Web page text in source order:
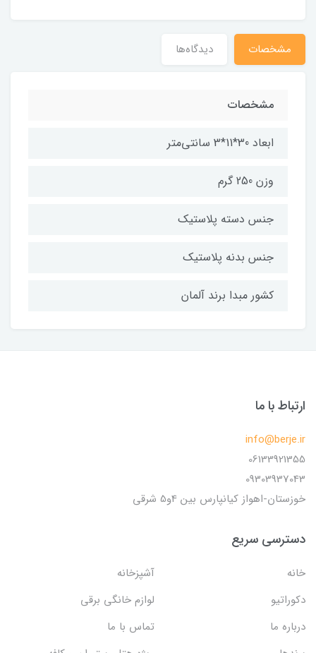
مشخصات دیدگاه‌ها
مشخصات
ابعاد 30*11*3 سانتی‌متر
وزن 250 گرم
جنس دسته پلاستیک
جنس بدنه پلاستیک
کشور مبدا برند آلمان
ارتباط با ما
info@berje.ir
06133921355
09303937043
خوزستان-اهواز کیانپارس بین 4و5 شرقی
دسترسی سریع
خانه
آشپزخانه
دکوراتیو
لوازم خانگی برقی
درباره ما
تماس با ما